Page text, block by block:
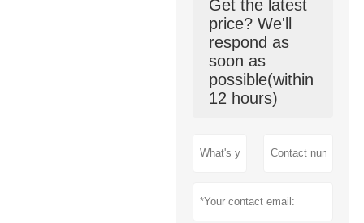
Get the latest
price? We'll
respond as
soon as
possible(within
12 hours)